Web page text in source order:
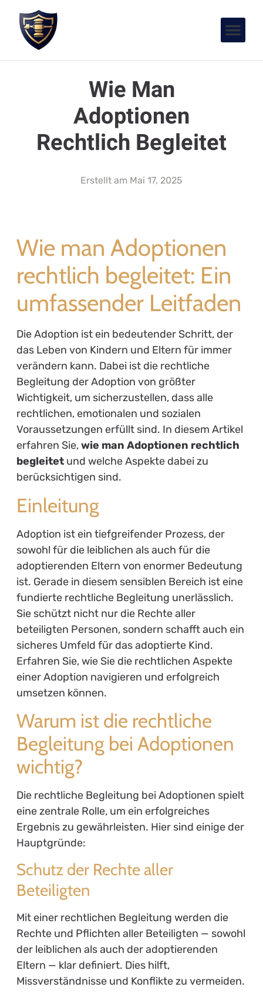
Wie Man
Adoptionen
Rechtlich Begleitet
Erstellt am Mai 17, 2025
Wie man Adoptionen
rechtlich begleitet: Ein
umfassender Leitfaden
Die Adoption ist ein bedeutender Schritt, der
das Leben von Kindern und Eltern für immer
verändern kann. Dabei ist die rechtliche
Begleitung der Adoption von größter
Wichtigkeit, um sicherzustellen, dass alle
rechtlichen, emotionalen und sozialen
Voraussetzungen erfüllt sind. In diesem Artikel
erfahren Sie,wie man Adoptionen rechtlich
begleitetund welche Aspekte dabei zu
berücksichtigen sind.
Einleitung
Adoption ist ein tiefgreifender Prozess, der
sowohl für die leiblichen als auch für die
adoptierenden Eltern von enormer Bedeutung
ist. Gerade in diesem sensiblen Bereich ist eine
fundierte rechtliche Begleitung unerlässlich.
Sie schützt nicht nur die Rechte aller
beteiligten Personen, sondern schafft auch ein
sicheres Umfeld für das adoptierte Kind.
Erfahren Sie, wie Sie die rechtlichen Aspekte
einer Adoption navigieren und erfolgreich
umsetzen können.
Warum ist die rechtliche
Begleitung bei Adoptionen
wichtig?
Die rechtliche Begleitung bei Adoptionen spielt
eine zentrale Rolle, um ein erfolgreiches
Ergebnis zu gewährleisten. Hier sind einige der
Hauptgründe:
Schutz der Rechte aller
Beteiligten
Mit einer rechtlichen Begleitung werden die
Rechte und Pflichten aller Beteiligten — sowohl
der leiblichen als auch der adoptierenden
Eltern — klar definiert. Dies hilft,
Missverständnisse und Konflikte zu vermeiden.